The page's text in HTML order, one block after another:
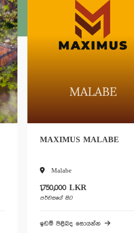
MAXIMUS MALABE
Malabe
1,750,000 LKR
පර්චසයේ සිට
ඉඩම් පිළිබද සොයන්න